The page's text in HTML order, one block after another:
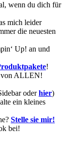
wenn du dich für
mich leider
die neuesten
Up! an und
!
von ALLEN!
oderhier)
ein kleines
Stelle sie mir!
bei!